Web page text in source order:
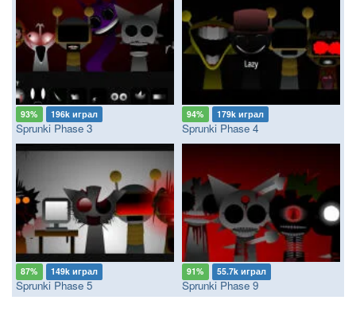
93% 196k играл
Sprunki Phase 3
94% 179k играл
Sprunki Phase 4
87% 149k играл
Sprunki Phase 5
91% 55.7k играл
Sprunki Phase 9